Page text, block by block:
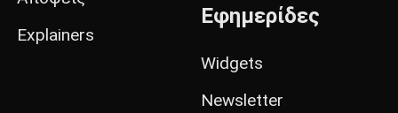
Explainers
Εφημερίδες
Widgets
Newsletter